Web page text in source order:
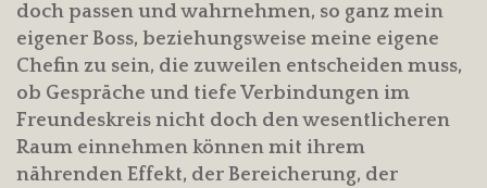
doch passen und wahrnehmen, so ganz mein
eigener Boss, beziehungsweise meine eigene
Chefin zu sein, die zuweilen entscheiden muss,
ob Gespräche und tiefe Verbindungen im
Freundeskreis nicht doch den wesentlicheren
Raum einnehmen können mit ihrem
nährenden Effekt, der Bereicherung, der